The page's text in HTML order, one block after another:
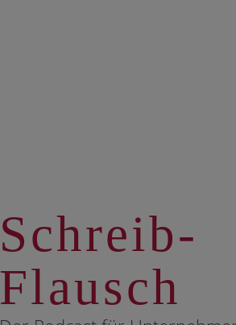
Schreib-
Flausch